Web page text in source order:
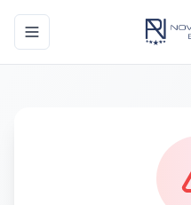
Toggle navigation menu